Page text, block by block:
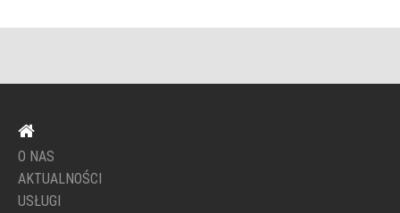
O NAS
AKTUALNOŚCI
USŁUGI